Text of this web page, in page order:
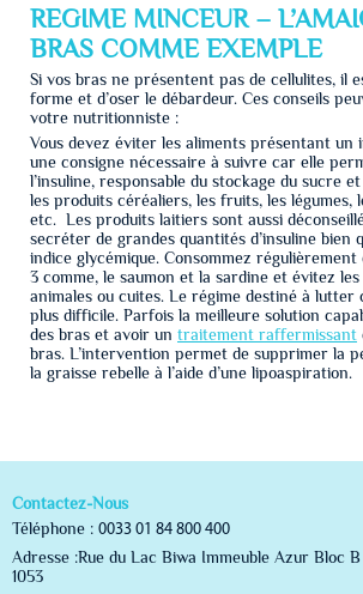
REGIME MINCEUR –
BRAS COMME EXEMPLE
Si vos bras ne présentent pas de cellulites, il
forme et d’oser le débardeur. Ces conseils
votre nutritionniste :
Vous devez éviter les aliments présentant un
une consigne nécessaire à suivre car elle
l’insuline, responsable du stockage du sucre
les produits céréaliers, les fruits, les légumes,
etc. Les produits laitiers sont aussi
secréter de grandes quantités d’insuline bien
indice glycémique. Consommez
3 comme, le saumon et la sardine et évitez
animales ou cuites. Le régime destiné à
plus difficile. Parfois la meilleure solution
des bras et avoir un traitement raffermissant
bras. L’intervention permet de supprimer la
la graisse rebelle à l’aide d’une lipoaspiration.
Contactez-Nous
Téléphone : 0033 01 84 800 400
Adresse :Rue du Lac Biwa Immeuble Azur Bloc
1053